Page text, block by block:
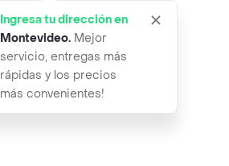
Ingresa tu dirección en
Montevideo. Mejor
servicio, entregas más
rápidas y los precios
más convenientes!